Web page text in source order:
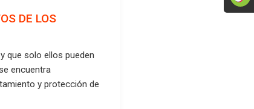
DE LOS
que solo ellos pueden
encuentra
y protección de